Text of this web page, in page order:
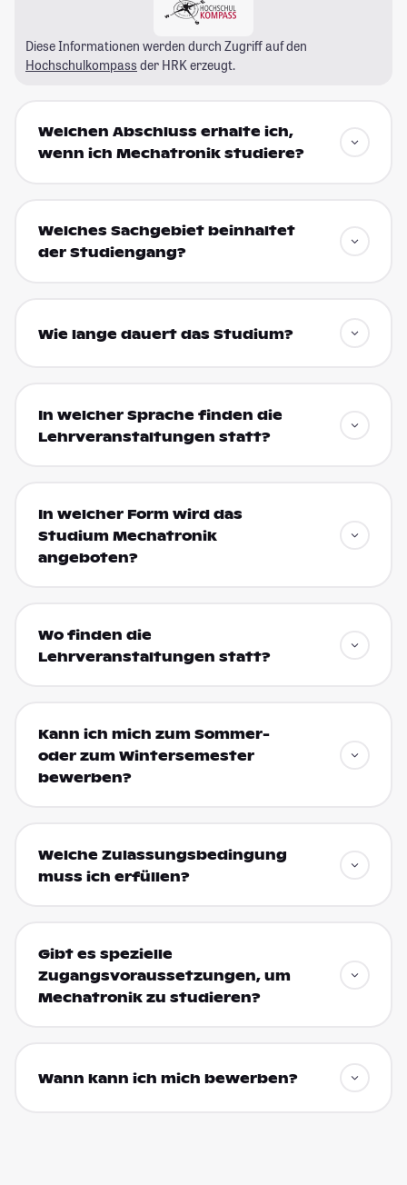
Diese Informationen werden durch Zugriff auf den
Hochschulkompass der HRK erzeugt.
Welchen Abschluss erhalte ich,
wenn ich Mechatronik studiere?
Welches Sachgebiet beinhaltet
der Studiengang?
Wie lange dauert das Studium?
In welcher Sprache finden die
Lehrveranstaltungen statt?
In welcher Form wird das
Studium Mechatronik
angeboten?
Wo finden die
Lehrveranstaltungen statt?
Kann ich mich zum Sommer-
oder zum Wintersemester
bewerben?
Welche Zulassungsbedingung
muss ich erfüllen?
Gibt es spezielle
Zugangsvoraussetzungen, um
Mechatronik zu studieren?
Wann kann ich mich bewerben?